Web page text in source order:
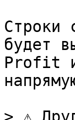
Строки
будет
Profit и